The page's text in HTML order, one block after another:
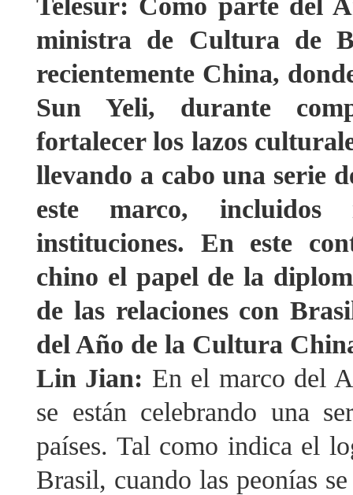
Telesur: Como parte del
ministra de Cultura de
recientemente China,
Sun Yeli, durante
fortalecer los lazos
llevando a cabo una serie
este marco, incluidos
instituciones. En este
chino el papel de la
de las relaciones con
del Año de la Cultura
Lin Jian: En el marco del
se están celebrando una
países. Tal como indica el
Brasil, cuando las peonías